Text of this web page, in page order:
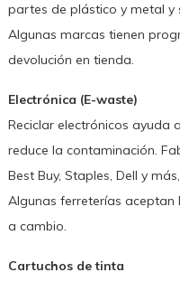
partes de plástico y metal y
Algunas marcas tienen
devolución en tienda.
Electrónica (E-waste)
Reciclar electrónicos ayuda
reduce la contaminación.
Best Buy, Staples, Dell y
Algunas ferreterías aceptan
a cambio.
Cartuchos de tinta